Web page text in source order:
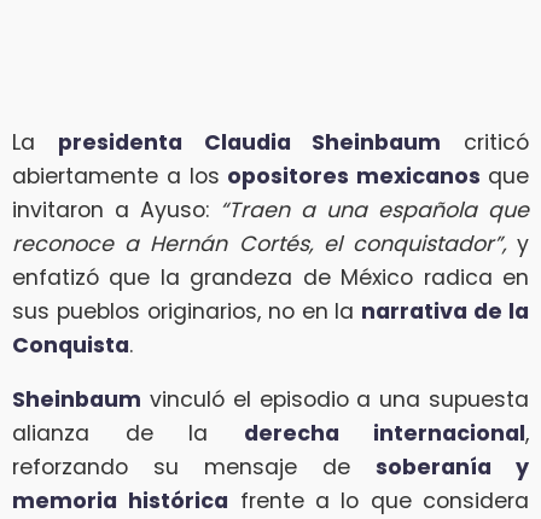
La presidenta Claudia Sheinbaum criticó
abiertamente a los opositores mexicanos que
invitaron a Ayuso: “Traen a una española que
reconoce a Hernán Cortés, el conquistador”,y
enfatizó que la grandeza de México radica en
sus pueblos originarios, no en la narrativa de la
Conquista.
Sheinbaum vinculó el episodio a una supuesta
alianza de la derecha internacional,
reforzando su mensaje de soberanía y
memoria histórica frente a lo que considera